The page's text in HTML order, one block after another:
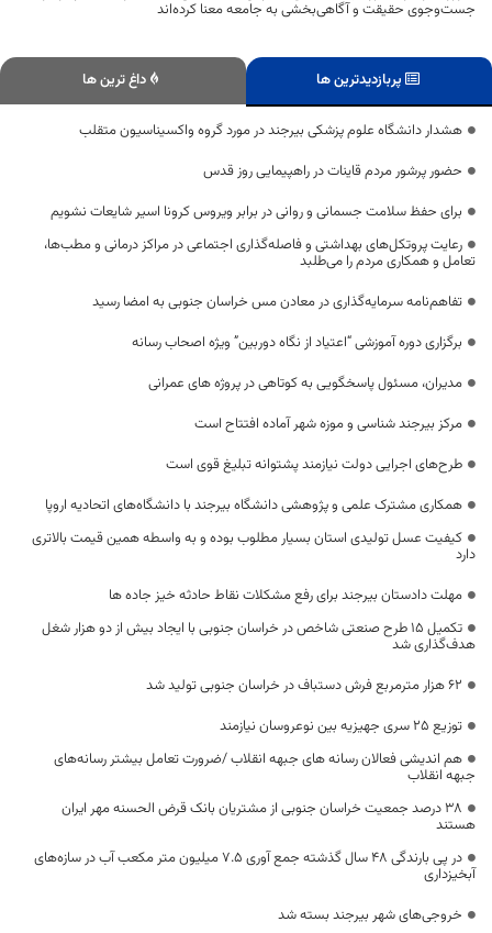
جست‌وجوی حقیقت و آگاهی‌بخشی به جامعه معنا کرده‌اند
پربازدیدترین ها داغ ترین ها
هشدار دانشگاه علوم پزشکی بیرجند در مورد گروه واکسیناسیون متقلب
حضور پرشور مردم قاینات در راهپیمایی روز قدس
برای حفظ سلامت جسمانی و روانی در برابر ویروس کرونا اسیر شایعات نشویم
رعایت پروتکل‌های بهداشتی و فاصله‌گذاری اجتماعی در مراکز درمانی و مطب‌ها،
تعامل و همکاری مردم را می‌طلبد
تفاهم‌نامه سرمایه‌گذاری در معادن مس خراسان جنوبی به امضا رسید
برگزاری دوره آموزشی “اعتیاد از نگاه دوربین” ویژه اصحاب رسانه
مدیران، مسئول پاسخگویی به کوتاهی در پروژه های عمرانی
مرکز بیرجند شناسی و موزه شهر آماده افتتاح است
طرح‌های اجرایی دولت نیازمند پشتوانه تبلیغ قوی است
همکاری مشترک علمی و پژوهشی دانشگاه بیرجند با دانشگاه‌های اتحادیه اروپا
کیفیت عسل تولیدی استان بسیار مطلوب بوده و به واسطه همین قیمت بالاتری
دارد
مهلت دادستان بیرجند برای رفع مشکلات نقاط حادثه خیز جاده ها
تکمیل ۱۵ طرح صنعتی شاخص در خراسان جنوبی با ایجاد بیش از دو هزار شغل
هدف‌گذاری شد
۶۲ هزار مترمربع فرش دستباف در خراسان جنوبی تولید شد
توزیع ۲۵ سری جهیزیه بین نوعروسان نیازمند
هم اندیشی فعالان رسانه های جبهه انقلاب /ضرورت تعامل بیشتر رسانه‌های
جبهه انقلاب
۳۸ درصد جمعیت خراسان جنوبی از مشتریان بانک قرض الحسنه مهر ایران
هستند
در پی بارندگی 48 سال گذشته جمع آوری ۷.۵ میلیون متر مکعب آب در سازه‌های
آبخیزداری
خروجی‌های شهر بیرجند بسته شد